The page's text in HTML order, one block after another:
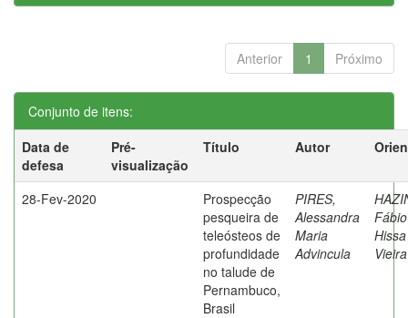
Anterior 1 Próximo
Conjunto de itens:
Data de
defesa
Pré-
visualização
Título Autor
28-Fev-2020
Prospecção
pesqueira de
teleósteos de
profundidade
no talude de
Pernambuco,
Brasil
PIRES,
Alessandra
Maria
Advincula
Fábio
Hissa
Vieira